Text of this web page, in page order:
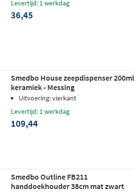
Levertijd: 1 werkdag
36,45
Smedbo House zeepdispenser 200ml
keramiek - Messing
Uitvoering: vierkant
Levertijd: 1 werkdag
109,44
Smedbo Outline FB211
handdoekhouder 38cm mat zwart